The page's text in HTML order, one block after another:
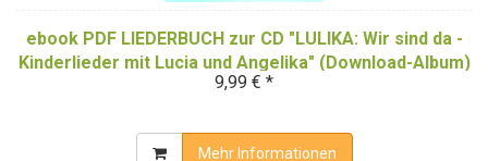
ebook PDF LIEDERBUCH zur CD "LULIKA: Wir sind da -
Kinderlieder mit Lucia und Angelika" (Download-Album)
9,99 € *
Mehr Informationen